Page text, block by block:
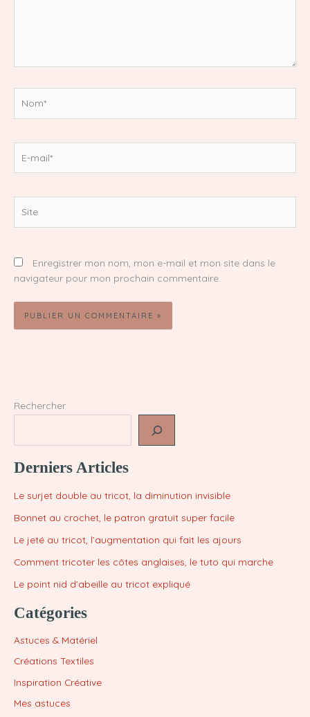
mail*
Enregistrer mon nom, mon e-mail et mon site dans le
navigateur pour mon prochain commentaire.
Rechercher
Derniers Articles
Le surjet double au tricot, la diminution invisible
Bonnet au crochet, le patron gratuit super facile
Le jeté au tricot, l’augmentation qui fait les ajours
Comment tricoter les côtes anglaises, le tuto qui marche
Le point nid d’abeille au tricot expliqué
Catégories
Astuces & Matériel
Créations Textiles
Inspiration Créative
Mes astuces